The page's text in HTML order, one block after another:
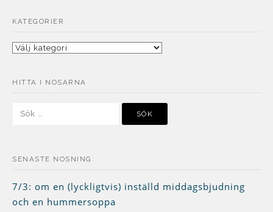
KATEGORIER
Kategorier
HITTA I NOSARNA
SENASTE NOSNING:
7/3: om en (lyckligtvis) inställd middagsbjudning
och en hummersoppa